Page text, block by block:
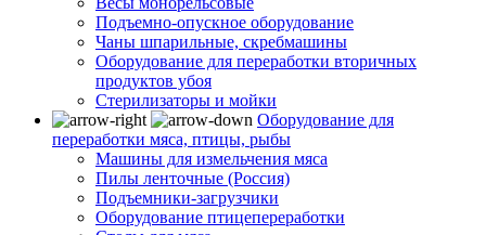
Подъемно-опускное оборудование
Чаны шпарильные, скребмашины
Оборудование для переработки вторичных
продуктов убоя
Стерилизаторы и мойки
Оборудование для
переработки мяса, птицы, рыбы
Машины для измельчения мяса
Пилы ленточные (Россия)
Подъемники-загрузчики
Оборудование птицепереработки